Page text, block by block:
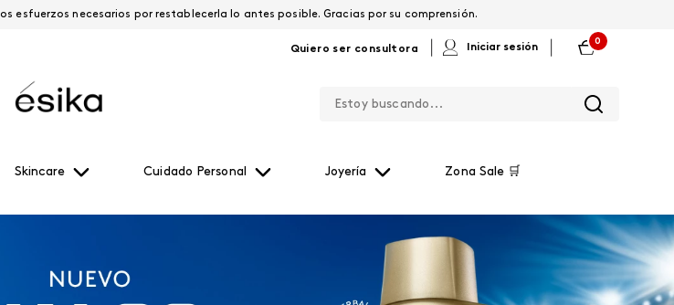
Quiero ser consultora Iniciar sesión
0
Skincare Cuidado Personal Joyería Zona Sale 🛒
Esta página está suspendida temporalmente. Estamos haciendo los esfuerzos necesarios por restablecerla lo antes posible. Gracias por su comprensión.